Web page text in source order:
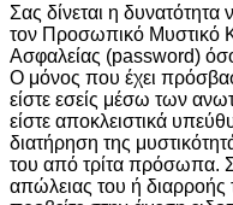
Σας δίνεται η δυνατότητα
τον Προσωπικό Μυστικό
Ασφαλείας (password)
Ο μόνος που έχει
είστε εσείς μέσω των
είστε αποκλειστικά
διατήρηση της
του από τρίτα πρόσωπα.
απώλειας του ή διαρροής